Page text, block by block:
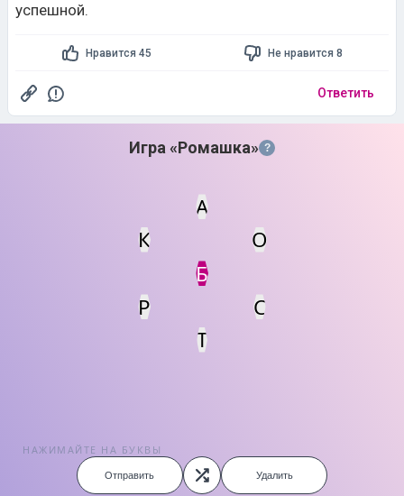
успешной.
Нравится 45 Не нравится 8
Ответить
Игра «Ромашка» ?
Мин. кол-во очков
Б
А
К
О
Р
С
Т
НАЖИМАЙТЕ НА БУКВЫ
Отправить Удалить